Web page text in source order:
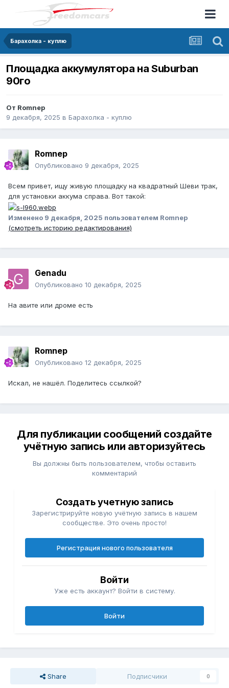
Барахолка - куплю
Площадка аккумулятора на Suburban
90го
От Romnep
9 декабря, 2025 в Барахолка - куплю
Romnep
Опубликовано 9 декабря, 2025
Всем привет, ищу живую площадку на квадратный Шеви трак,
для установки аккума справа. Вот такой:
Изменено 9 декабря, 2025 пользователем Romnep
(смотреть историю редактирования)
Genadu
Опубликовано 10 декабря, 2025
На авите или дроме есть
Romnep
Опубликовано 12 декабря, 2025
Искал, не нашёл. Поделитесь ссылкой?
Для публикации сообщений создайте
учётную запись или авторизуйтесь
Вы должны быть пользователем, чтобы оставить
комментарий
Создать учетную запись
Зарегистрируйте новую учётную запись в нашем
сообществе. Это очень просто!
Регистрация нового пользователя
Войти
Уже есть аккаунт? Войти в систему.
Войти
Share Подписчики 0